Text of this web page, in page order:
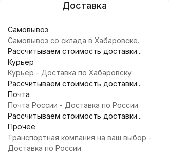
Самовывоз
Самовывоз со склада в Хабаровске.
Рассчитываем стоимость доставки...
Курьер
Курьер - Доставка по Хабаровску
Рассчитываем стоимость доставки...
Почта
Почта России - Доставка по России
Рассчитываем стоимость доставки...
Прочее
Транспортная компания на ваш выбор -
Доставка по России